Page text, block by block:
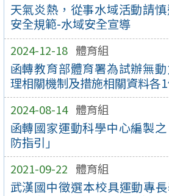
天氣炎熱，從事水域活動請
安全規範-水域安全宣導
2024-12-18 體育組
函轉教育部體育署為試辦無
理相關機制及措施相關資料各
2024-08-14 體育組
函轉國家運動科學中心編製
防指引」
2021-09-22 體育組
武漢國中徵選本校具運動專